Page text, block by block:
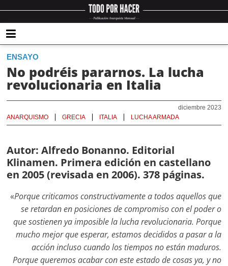
ENSAYO
No podréis pararnos. La lucha
revolucionaria en Italia
diciembre 2023
ANARQUISMO
GRECIA ITALIA LUCHA ARMADA
Autor: Alfredo Bonanno. Editorial
Klinamen. Primera edición en castellano
en 2005 (revisada en 2006). 378 páginas.
«Porque criticamos constructivamente a todos aquellos que
se retardan en posiciones de compromiso con el poder o
que sostienen ya imposible la lucha revolucionaria. Porque
mucho mejor que esperar, estamos decididos a pasar a la
acción incluso cuando los tiempos no están maduros.
Porque queremos acabar con este estado de cosas ya, y no